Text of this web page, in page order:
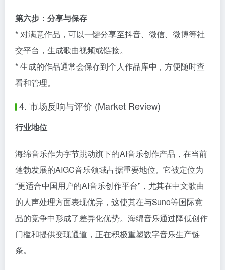
第六步：分享与保存
* 对满意作品，可以一键分享至抖音、微信、微博等社
交平台，生成歌曲视频或链接。
* 生成的作品通常会保存到个人作品库中，方便随时查
看和管理。
4. 市场反响与评价 (Market Review)
行业地位
海绵音乐作为字节跳动旗下的AI音乐创作产品，在当前
蓬勃发展的AIGC音乐领域占据重要地位。它被定位为
“更适合中国用户的AI音乐创作平台”，尤其在中文歌曲
的人声处理方面表现优异，这使其在与Suno等国际竞
品的竞争中形成了差异化优势。海绵音乐通过降低创作
门槛和提供变现通道，正在积极重塑数字音乐生产链
条。